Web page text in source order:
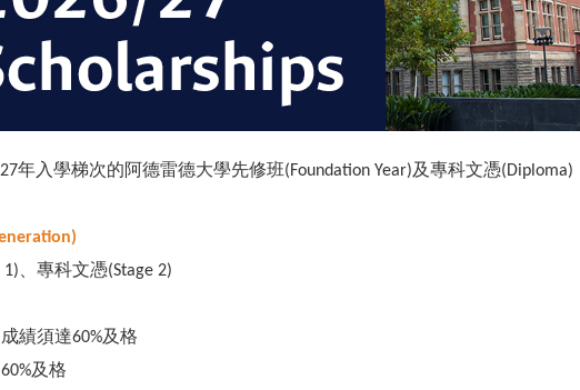
年入學梯次的阿德雷德大學先修班(Foundation Year)及專科文憑(Diploma)
1)、專科文憑(Stage 2)
績須達60%及格
60%及格